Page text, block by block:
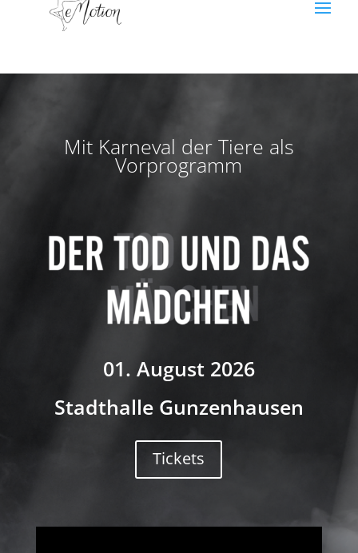
Mit Karneval der Tiere als
Vorprogramm
01. August 2026
Stadthalle Gunzenhausen
Tickets